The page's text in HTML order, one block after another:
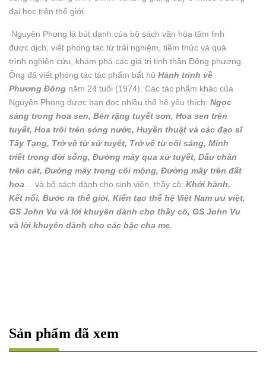
đại học trên thế giới.
Nguyên Phong là bút danh của bộ sách văn hóa tâm linh
được dịch, viết phóng tác từ trải nghiệm, tiềm thức và quá
trình nghiên cứu, khám phá các giá trị tinh thần Đông phương.
Ông đã viết phóng tác tác phẩm bất hủ Hành trình về
Phương Đông năm 24 tuổi (1974). Các tác phẩm khác của
Nguyên Phong được bạn đọc nhiều thế hệ yêu thích: Ngọc
sáng trong hoa sen, Bên rặng tuyết sơn, Hoa sen trên
tuyết, Hoa trôi trên sóng nước, Huyền thuật và các đạo sĩ
Tây Tạng, Trở về từ xứ tuyết, Trở về từ cõi sáng, Minh
triết trong đời sống, Đường mây qua xứ tuyết, Dấu chân
trên cát, Đường mây trong cõi mộng, Đường mây trên đất
hoa… và bộ sách dành cho sinh viên, thầy cô: Khởi hành,
Kết nối, Bước ra thế giới, Kiến tạo thế hệ Việt Nam ưu việt,
GS John Vu và lời khuyên dành cho thầy cô, GS John Vu
và lời khuyên dành cho các bậc cha mẹ.
Sản phẩm đã xem